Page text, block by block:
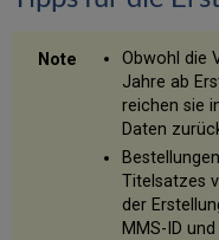
–
Messwerte
Measures)
(Request
Buchungsanfrage-
Obwohl die
Jahre ab
reichen sie
Daten
Titelsatzes
der
MMS-ID